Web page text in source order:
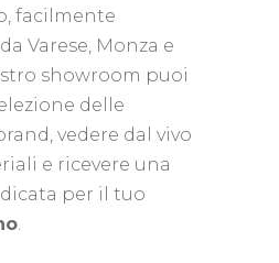
facilmente
Varese, Monza e
showroom puoi
delle
vedere dal vivo
e ricevere una
per il tuo
.